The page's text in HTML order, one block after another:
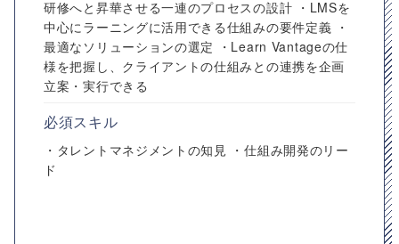
研修へと昇華させる一連のプロセスの設計 ・LMSを
中心にラーニングに活用できる仕組みの要件定義 ・
最適なソリューションの選定 ・Learn Vantageの仕
様を把握し、クライアントの仕組みとの連携を企画
立案・実行できる
必須スキル
・タレントマネジメントの知見 ・仕組み開発のリー
ド